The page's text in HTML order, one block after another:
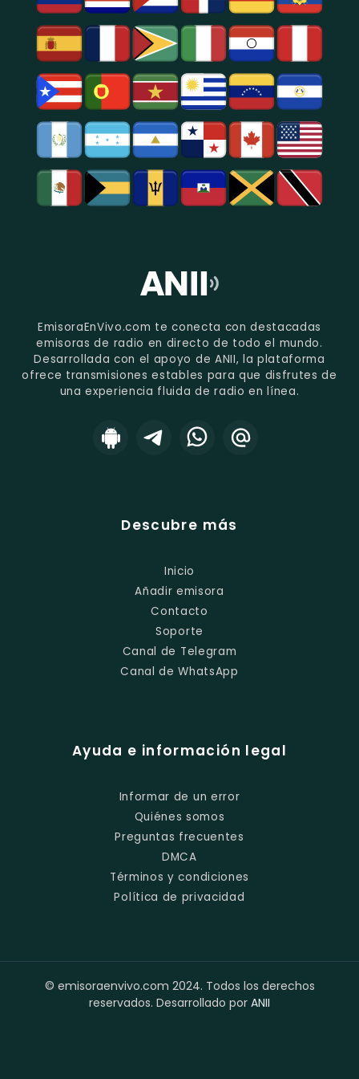
EmisoraEnVivo.com te conecta con destacadas
emisoras de radio en directo de todo el mundo.
Desarrollada con el apoyo de ANII, la plataforma
ofrece transmisiones estables para que disfrutes de
una experiencia fluida de radio en línea.
Descubre más
Inicio
Añadir emisora
Contacto
Soporte
Canal de Telegram
Canal de WhatsApp
Ayuda e información legal
Informar de un error
Quiénes somos
Preguntas frecuentes
DMCA
Términos y condiciones
Política de privacidad
© emisoraenvivo.com 2024. Todos los derechos
reservados. Desarrollado por ANII